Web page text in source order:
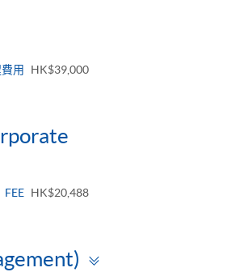
用 HK$39,000
FEE HK$20,488